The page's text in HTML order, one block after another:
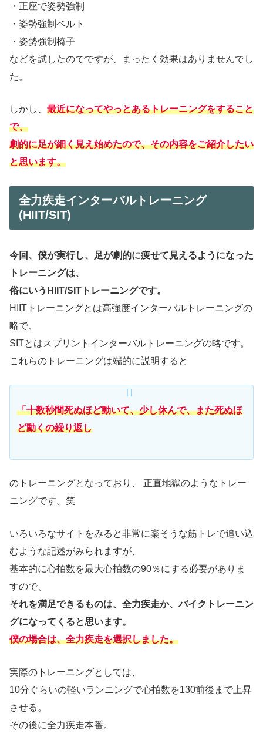
・正座で姿勢強制
・姿勢強制ベルト
・姿勢強制椅子
などを試したのでですが、まったく効果はありませんでし
た。
しかし、 最近になってやっとあるトレーニングをすること
で、
劇的に足が細く見え始めたので、その内容をご紹介したい
と思います。
全力疾走インターバルトレーニング
(HIIT/SIT)
今回、僕が実行し、足が劇的に痩せて見えるようになった
トレーニングは、
俗にいうHIIT/SITトレーニングです。
HIITトレーニングとは高強度インターバルトレーニングの
略で、
SITとはスプリントインターバルトレーニングの略です。
これらのトレーニングは端的に説明すると
「十数秒間死ぬほど動いて、少し休んで、また死ぬほ
ど動くの繰り返し
のトレーニングとなっており、 正直地獄のようなトレー
ニングです。笑
いろいろなサイトをみると非常に楽そうな筋トレで追い込
むような記述がみられますが、
基本的に心拍数を最大心拍数の90％にする必要がありま
すので、
それを満足できるものは、全力疾走か、バイクトレーニン
グになってくると思います。
僕の場合は、全力疾走を選択しました。
実際のトレーニングとしては、
10分ぐらいの軽いランニングで心拍数を130前後まで上昇
させる。
その後に全力疾走本番。